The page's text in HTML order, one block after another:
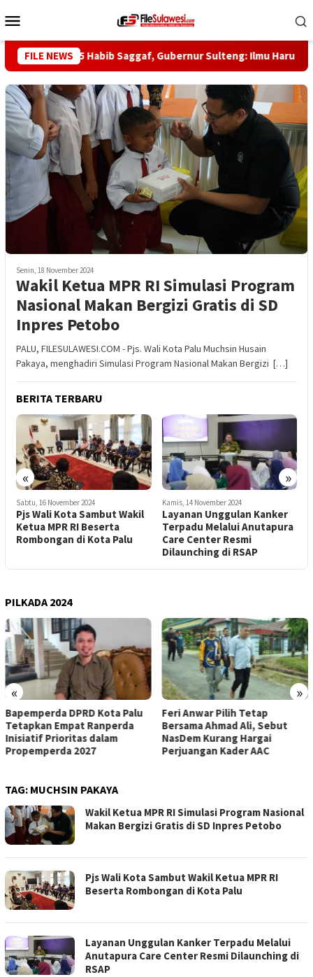
ke
Mobile
FILE NEWS
Haul ke-5 Habib Saggaf, Gubernur Sulteng: Ilmu Harus Jadi
Senin, 18 November 2024
Wakil Ketua MPR RI Simulasi Program
Nasional Makan Bergizi Gratis di SD
Inpres Petobo
PALU, FILESULAWESI.COM - Pjs. Wali Kota Palu Muchsin Husain
Pakaya, menghadiri Simulasi Program Nasional Makan Bergizi […]
BERITA TERBARU
« »
Sabtu, 16 November 2024
Pjs Wali Kota Sambut Wakil
Ketua MPR RI Beserta
Rombongan di Kota Palu
Kamis, 14 November 2024
Layanan Unggulan Kanker
Terpadu Melalui Anutapura
Care Center Resmi
Dilaunching di RSAP
PILKADA 2024
« »
DPRD Kota Palu
Empat Ranperda
Prioritas dalam
2027
Feri Anwar Pilih Tetap
Bersama Ahmad Ali, Sebut
NasDem Kurang Hargai
Perjuangan Kader AAC
TAG: MUCHSIN PAKAYA
Wakil Ketua MPR RI Simulasi Program Nasional
Makan Bergizi Gratis di SD Inpres Petobo
Pjs Wali Kota Sambut Wakil Ketua MPR RI
Beserta Rombongan di Kota Palu
Layanan Unggulan Kanker Terpadu Melalui
Anutapura Care Center Resmi Dilaunching di
RSAP